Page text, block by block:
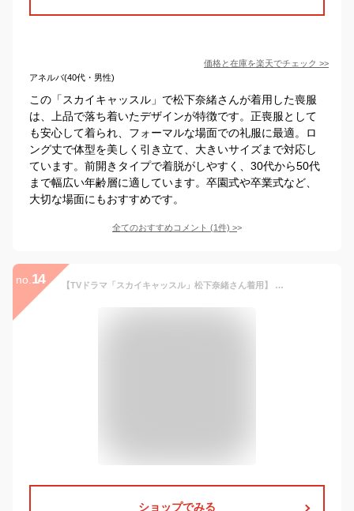
価格と在庫を楽天でチェック >>
アネルバ(40代・男性)
この「スカイキャッスル」で松下奈緒さんが着用した喪服
は、上品で落ち着いたデザインが特徴です。正喪服として
も安心して着られ、フォーマルな場面での礼服に最適。ロ
ング丈で体型を美しく引き立て、大きいサイズまで対応し
ています。前開きタイプで着脱がしやすく、30代から50代
まで幅広い年齢層に適しています。卒園式や卒業式など、
大切な場面にもおすすめです。
全てのおすすめコメント (1件) >
no. 14 【TVドラマ「スカイキャッスル」松下奈緒さん着用】 喪服 レディース ブラックフォーマル 正喪服 礼服 ロング丈 大きいサイズ 前開き 黒 スーツ フォーマル ブラウス スカート 入園式 卒園式 卒業式 30代 40代 50代 9号 11号 13号 15号 17号 19号 21号 NGR-2128 送料無料
ショップでみる